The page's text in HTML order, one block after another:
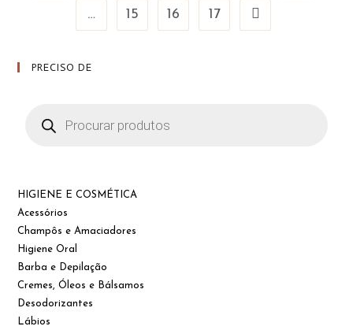
… 15 16 17
PRECISO DE
search
HIGIENE E COSMÉTICA
Acessórios
Champôs e Amaciadores
Higiene Oral
Barba e Depilação
Cremes, Óleos e Bálsamos
Desodorizantes
Lábios